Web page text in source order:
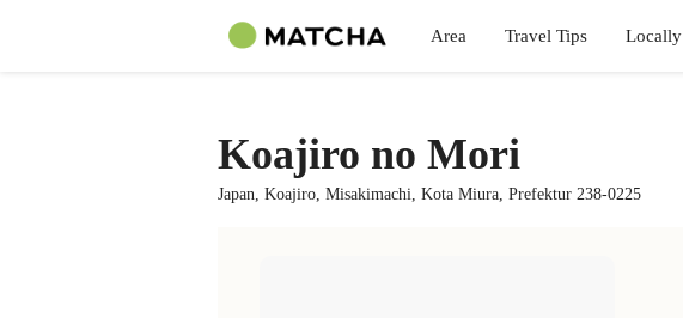
Area Travel Tips Locally
Koajiro no Mori
Japan, Koajiro, Misakimachi, Kota Miura, Prefektur 238-0225